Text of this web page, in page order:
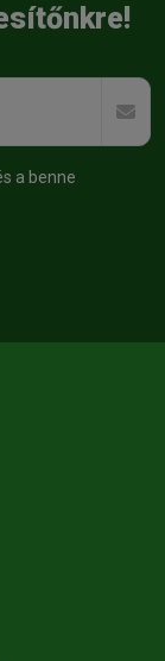
a benne